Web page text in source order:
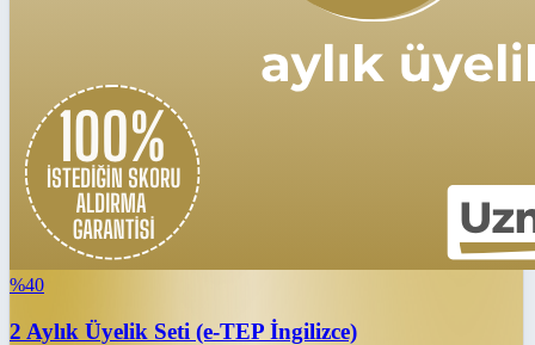
%40
2 Aylık Üyelik Seti (e-TEP İngilizce)